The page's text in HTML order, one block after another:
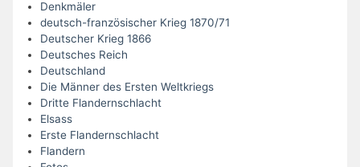
Denkmäler
deutsch-französischer Krieg 1870/71
Deutscher Krieg 1866
Deutsches Reich
Deutschland
Die Männer des Ersten Weltkriegs
Dritte Flandernschlacht
Elsass
Erste Flandernschlacht
Flandern